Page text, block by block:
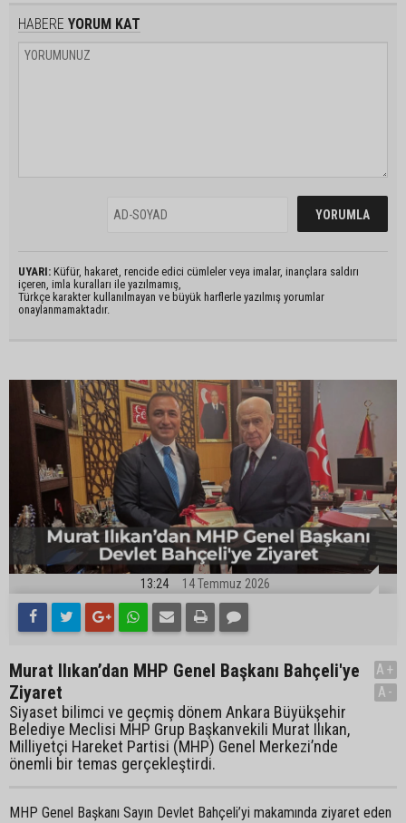
HABERE YORUM KAT
UYARI: Küfür, hakaret, rencide edici cümleler veya imalar, inançlara saldırı
içeren, imla kuralları ile yazılmamış,
Türkçe karakter kullanılmayan ve büyük harflerle yazılmış yorumlar
onaylanmamaktadır.
13:24 14 Temmuz 2026
Murat Ilıkan’dan MHP Genel Başkanı Bahçeli'ye
Ziyaret
Siyaset bilimci ve geçmiş dönem Ankara Büyükşehir
Belediye Meclisi MHP Grup Başkanvekili Murat Ilıkan,
Milliyetçi Hareket Partisi (MHP) Genel Merkezi’nde
önemli bir temas gerçekleştirdi.
A+
A-
MHP Genel Başkanı Sayın Devlet Bahçeli’yi makamında ziyaret eden